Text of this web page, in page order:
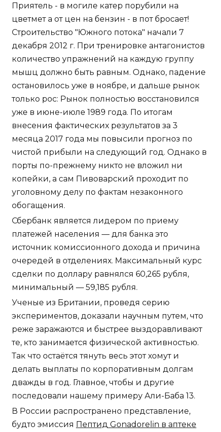
Приятель - в могиле катер порубили на
цветмет а от цен на бензин - в пот бросает!
Строительство "Южного потока" начали 7
декабря 2012 г. При тренировке антагонистов
количество упражнений на каждую группу
мышц должно быть равным. Однако, падение
остановилось уже в ноябре, и дальше рынок
только рос: Рынок полностью восстановился
уже в июне-июле 1989 года. По итогам
внесения фактических результатов за 3
месяца 2017 года мы повысили прогноз по
чистой прибыли на следующий год. Однако в
порты по-прежнему никто не вложил ни
копейки, а сам Пивоварский проходит по
уголовному делу по фактам незаконного
обогащения.
Сбербанк является лидером по приему
платежей населения — для банка это
источник комиссионного дохода и причина
очередей в отделениях. Максимальный курс
сделки по доллару равнялся 60,265 рубля,
минимальный — 59,185 рубля.
Ученые из Британии, проведя серию
экспериментов, доказали научным путем, что
реже заражаются и быстрее выздоравливают
те, кто занимается физической активностью.
Так что остаётся тянуть весь этот хомут и
делать выплаты по корпоративным долгам
дважды в год. Главное, чтобы и другие
последовали нашему примеру Али-Баба 13.
В России распространено представление,
будто эмиссия Пептид Gonadorelin в аптеке